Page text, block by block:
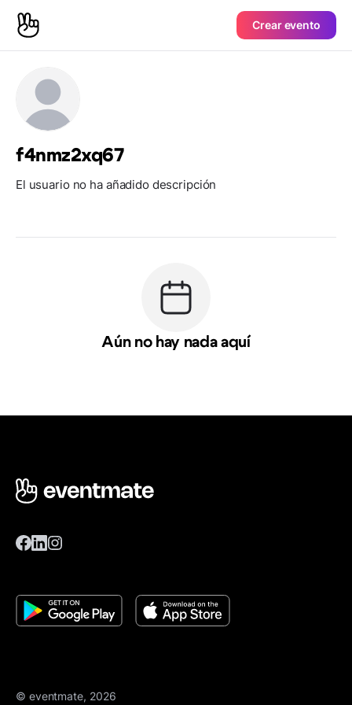
Crear evento
f4nmz2xq67
El usuario no ha añadido descripción
Aún no hay nada aquí
© eventmate, 2026